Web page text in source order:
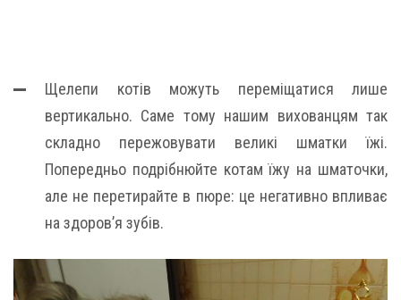
Щелепи котів можуть переміщатися лише
вертикально. Саме тому нашим вихованцям так
складно пережовувати великі шматки їжі.
Попередньо подрібнюйте котам їжу на шматочки,
але не перетирайте в пюре: це негативно впливає
на здоров’я зубів.